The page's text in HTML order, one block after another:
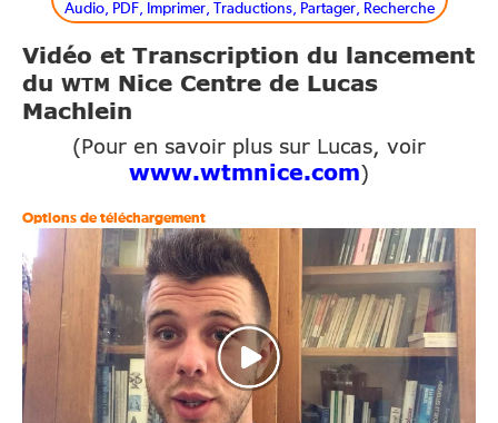
Audio, PDF, Imprimer, Traductions, Partager, Recherche
Vidéo et Transcription du lancement
du WTM
Nice Centre de Lucas
Machlein
(Pour en savoir plus sur Lucas, voir
www.wtmnice.com )
Options de téléchargement